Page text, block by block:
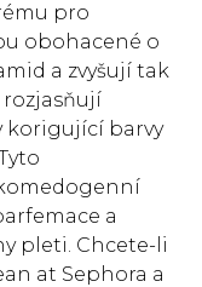
pro
obohacené o
a zvyšují tak
korigující barvy
a
pleti. Chcete-li
at Sephora a